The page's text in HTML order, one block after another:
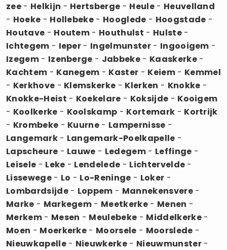
zee- Helkijn - Hertsberge - Heule- Heuvelland
- Hoeke - Hollebeke - Hooglede - Hoogstade -
Houtave - Houtem - Houthulst - Hulste-
Ichtegem - Ieper - Ingelmunster- Ingooigem -
Izegem- Izenberge - Jabbeke - Kaaskerke-
Kachtem - Kanegem - Kaster - Keiem- Kemmel
- Kerkhove - Klemskerke - Klerken - Knokke -
Knokke-Heist - Koekelare - Koksijde - Kooigem
- Koolkerke - Koolskamp - Kortemark - Kortrijk
- Krombeke - Kuurne - Lampernisse -
Langemark- Langemark-Poelkapelle -
Lapscheure - Lauwe - Ledegem - Leffinge -
Leisele - Leke - Lendelede - Lichtervelde -
Lissewege- Lo - Lo-Reninge - Loker -
Lombardsijde- Loppem - Mannekensvere-
Marke - Markegem - Meetkerke - Menen -
Merkem- Mesen - Meulebeke - Middelkerke-
Moen - Moerkerke - Moorsele - Moorslede -
Nieuwkapelle- Nieuwkerke - Nieuwmunster-